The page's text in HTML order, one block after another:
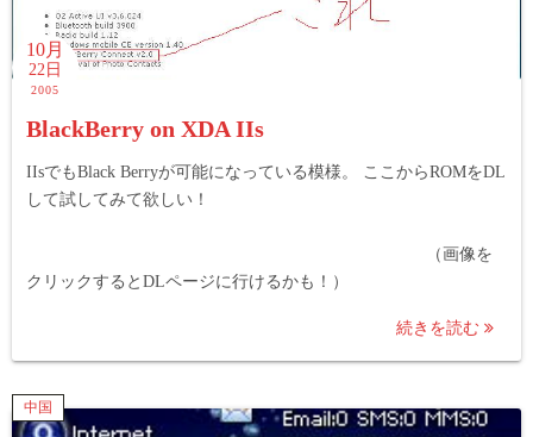
10月
22日
2005
BlackBerry on XDA IIs
IIsでもBlack Berryが可能になっている模様。 ここからROMをDL
して試してみて欲しい！
（画像を
クリックするとDLページに行けるかも！）
続きを読む
中国